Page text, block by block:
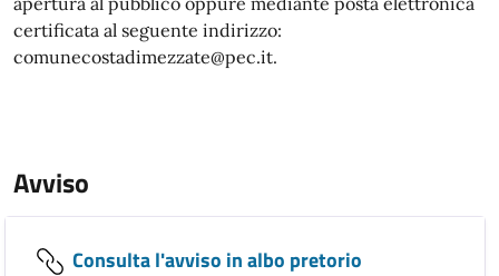
certificata al seguente indirizzo:
comunecostadimezzate@pec.it.
Avviso
Consulta l'avviso in albo pretorio